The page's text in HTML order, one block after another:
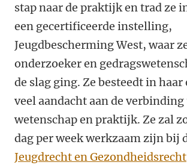
stap naar de praktijk en trad ze
een gecertificeerde instelling,
Jeugdbescherming West, waar
onderzoeker en
de slag ging. Ze besteedt in
veel aandacht aan de verbinding
wetenschap en praktijk. Ze zal
dag per week werkzaam zijn bij
Jeugdrecht en Gezondheidsrecht